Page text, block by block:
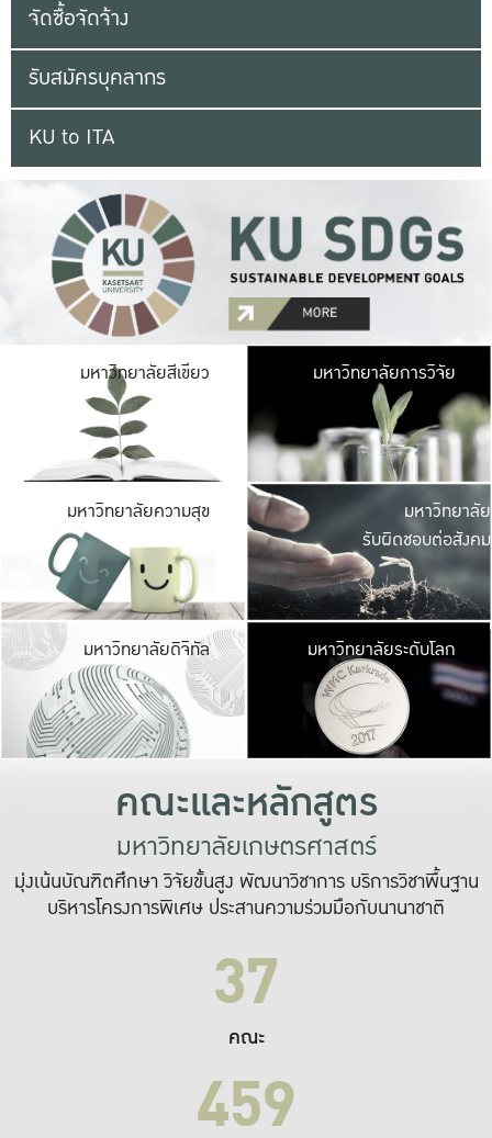
จัดซื้อจัดจ้าง
รับสมัครบุคลากร
KU to ITA
มหาวิทยาลัยสีเขียว มหาวิ
มีพื้นที่เขียวสดใส
เป็นป่าในเมือง เกษต
มหาวิทยาลัยการวิจัย
มหาวิทยาลัยความสุข มหาวิ
ค
เปิดประ
และพบเรื่องราวใ
มหาวิทยาลัย
รับผิดชอบต่อสังคม
มหาวิทยาลัยดิจิทัล มหาวิ
เปลี่ยนแปลง แล
เพื่อทำง
ระบบสารสนเทศ
มหาวิทยาลัยระดับโลก
คณะและหลักสูตร
มหาวิทยาลัยเกษตรศาสตร์
มุ่งเน้นบัณฑิตศึกษา วิจัยขั้นสูง พัฒนาวิชาการ บริการวิชาพื้นฐาน
บริหารโครงการพิเศษ ประสานความร่วมมือกับนานาชาติ
37
คณะ
459